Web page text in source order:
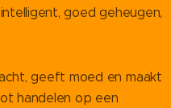
goed geheugen,
geeft moed en maakt
handelen op een